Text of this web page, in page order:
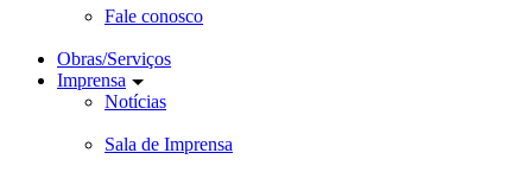
Fale conosco
Obras/Serviços
Imprensa
Notícias
Sala de Imprensa